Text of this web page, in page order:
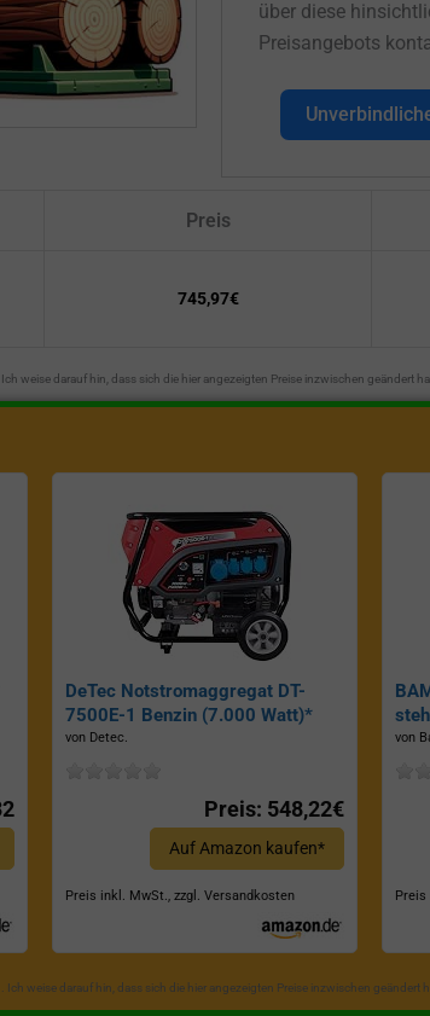
über diese
Preisangebots
Preis
745,97€
weise darauf hin, dass sich die hier angezeigten Preise inzwischen geändert
DeTec Notstromaggregat DT-
7500E-1 Benzin (7.000 Watt)*
von Detec.
Preis: 548,22€
Auf Amazon kaufen*
Preis inkl. MwSt., zzgl. Versandkosten
von
Preis
weise darauf hin, dass sich die hier angezeigten Preise inzwischen geändert